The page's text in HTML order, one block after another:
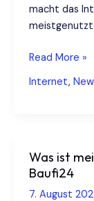
macht das
DuckDuckGo:
kraftvolle
Google
übertrifft!
Read More »
Internet,
Was ist
Baufi24
7. August